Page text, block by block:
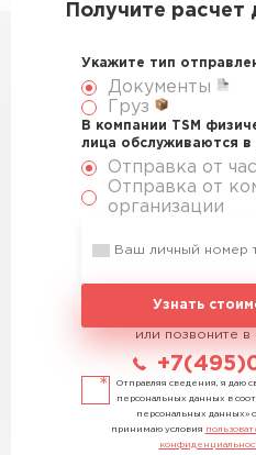
Получите расчет
Укажите тип
Документы
Груз
В компании TSM
лица обслуживаются в
Отправка от
Отправка от
организации
Узнать
или позвоните в
Отправляя сведения, я даю
персональных данных в
персональных данных»
принимаю условия